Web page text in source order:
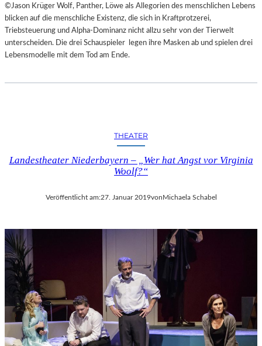
©Jason Krüger Wolf, Panther, Löwe als Allegorien des menschlichen Lebens
blicken auf die menschliche Existenz, die sich in Kraftprotzerei,
Triebsteuerung und Alpha-Dominanz nicht allzu sehr von der Tierwelt
unterscheiden. Die drei Schauspieler legen ihre Masken ab und spielen drei
Lebensmodelle mit dem Tod am Ende.
THEATER
Landestheater Niederbayern – „Wer hat Angst vor Virginia
Woolf?“
Veröffentlicht am:27. Januar 2019vonMichaela Schabel